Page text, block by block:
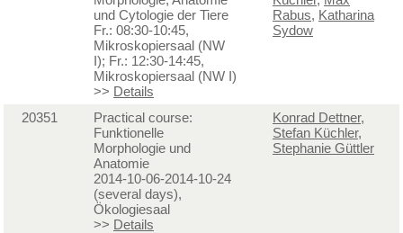
und Cytologie der Tiere
Fr.: 08:30-10:45,
Mikroskopiersaal (NW
I); Fr.: 12:30-14:45,
Mikroskopiersaal (NW I)
>> Details
Rabus, Katharina
Sydow
20351
Practical course:
Funktionelle
Morphologie und
Anatomie
2014-10-06-2014-10-24
(several days),
Ökologiesaal
>> Details
Konrad Dettner,
Stefan Küchler,
Stephanie Güttler